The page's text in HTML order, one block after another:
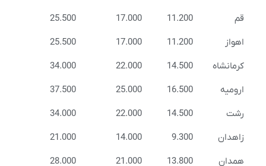
قم
11.200
17.000
25.500
اهواز
11.200
17.000
25.500
کرمانشاه
14.500
22.000
34.000
ارومیه
16.500
25.000
37.500
رشت
14.500
22.000
34.000
زاهدان
9.300
14.000
21.000
همدان
13.800
21.000
28.000